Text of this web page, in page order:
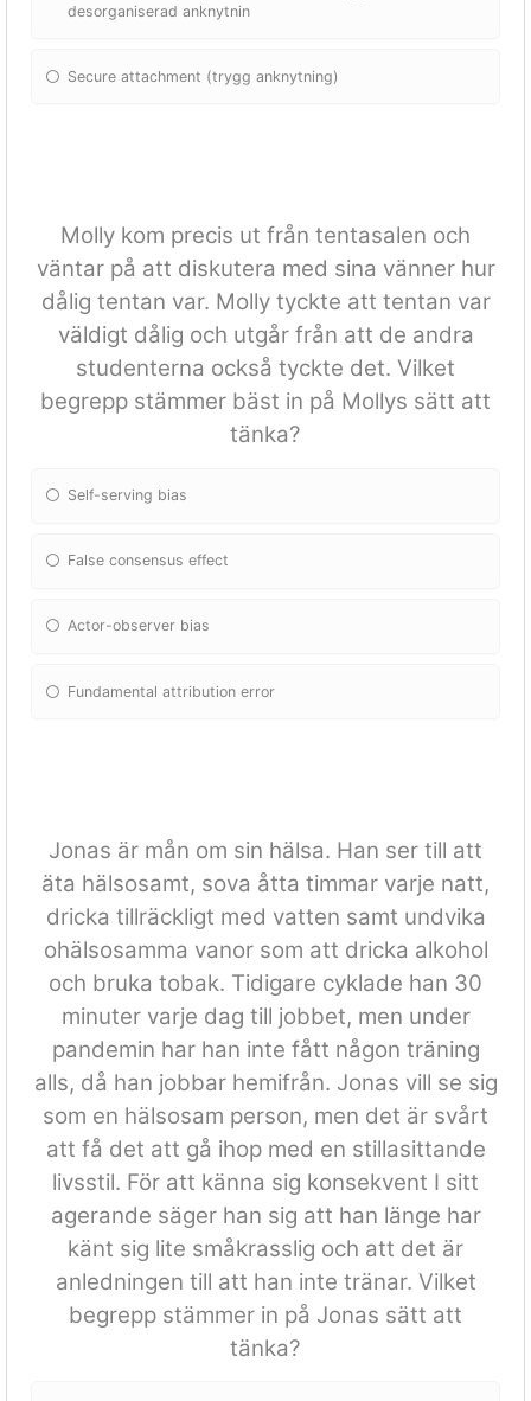
desorganiserad anknytnin
Secure attachment (trygg anknytning)
Molly kom precis ut från tentasalen och
väntar på att diskutera med sina vänner hur
dålig tentan var. Molly tyckte att tentan var
väldigt dålig och utgår från att de andra
studenterna också tyckte det. Vilket
begrepp stämmer bäst in på Mollys sätt att
tänka?
Self-serving bias
False consensus effect
Actor-observer bias
Fundamental attribution error
Jonas är mån om sin hälsa. Han ser till att
äta hälsosamt, sova åtta timmar varje natt,
dricka tillräckligt med vatten samt undvika
ohälsosamma vanor som att dricka alkohol
och bruka tobak. Tidigare cyklade han 30
minuter varje dag till jobbet, men under
pandemin har han inte fått någon träning
alls, då han jobbar hemifrån. Jonas vill se sig
som en hälsosam person, men det är svårt
att få det att gå ihop med en stillasittande
livsstil. För att känna sig konsekvent I sitt
agerande säger han sig att han länge har
känt sig lite småkrasslig och att det är
anledningen till att han inte tränar. Vilket
begrepp stämmer in på Jonas sätt att
tänka?